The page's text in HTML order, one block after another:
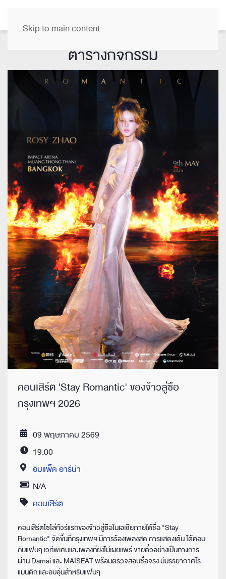
Skip to main content
ตารางกิจกรรม
คอนเสิร์ต 'Stay Romantic' ของจ้าวลู่ซือ
กรุงเทพฯ 2026
Date09 พฤษภาคม 2569
Time19:00
Location
อิมแพ็ค อารีน่า
PriceN/A
Category
คอนเสิร์ต
คอนเสิร์ตโซโล่ทัวร์แรกของจ้าวลู่ซือในเอเชียภายใต้ชื่อ "Stay
Romantic" จัดขึ้นที่กรุงเทพฯ มีการร้องเพลงสด การแสดงเต้น โต้ตอบ
กับแฟนๆ เวทีพิเศษและเพลงที่ยังไม่เผยแพร่ ขายตั๋วอย่างเป็นทางการ
ผ่าน Damai และ MAISEAT พร้อมตรวจสอบชื่อจริง มีบรรยากาศโร
แมนติก และอบอุ่นสำหรับแฟนๆ